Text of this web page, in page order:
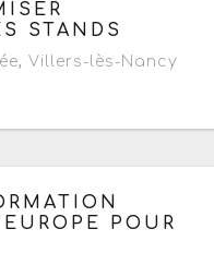
STANDS
, Villers-lès-Nancy
de 09h30 à 16h
POUR